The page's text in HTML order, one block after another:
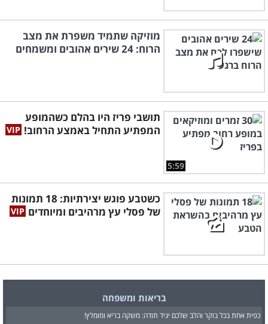
מוזיקה שתמיד משפרת את מצב
הרוח: 24 שירים אהובים ומשמחים
5:59
תושבי פריז היו בהלם כשהמופע
המפתיע התחיל באמצע הרחוב!
כשטבע פוגש יצירתיות: 18 תמונות
של פסלי עץ מרהיבים ומיוחדים
בריאות ומשפחה
כפית אחת בכל בוקר והלב שלכם יגיד תודה: משקה בריא ומומלץ!